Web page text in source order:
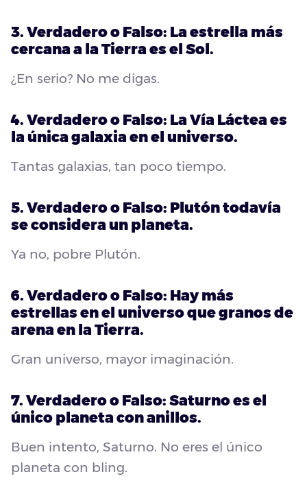
3. Verdadero o Falso: La estrella más
cercana a la Tierra es el Sol.
¿En serio? No me digas.
4. Verdadero o Falso: La Vía Láctea es
la única galaxia en el universo.
Tantas galaxias, tan poco tiempo.
5. Verdadero o Falso: Plutón todavía
se considera un planeta.
Ya no, pobre Plutón.
6. Verdadero o Falso: Hay más
estrellas en el universo que granos de
arena en la Tierra.
Gran universo, mayor imaginación.
7. Verdadero o Falso: Saturno es el
único planeta con anillos.
Buen intento, Saturno. No eres el único
planeta con bling.